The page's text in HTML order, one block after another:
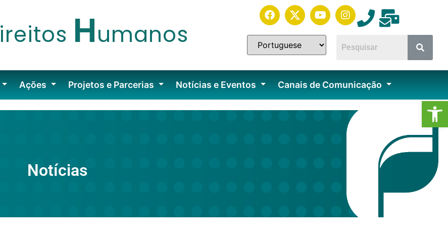
ireitos Humanos
Ações Projetos e Parcerias Notícias e Eventos Canais de Comunicação
Notícias